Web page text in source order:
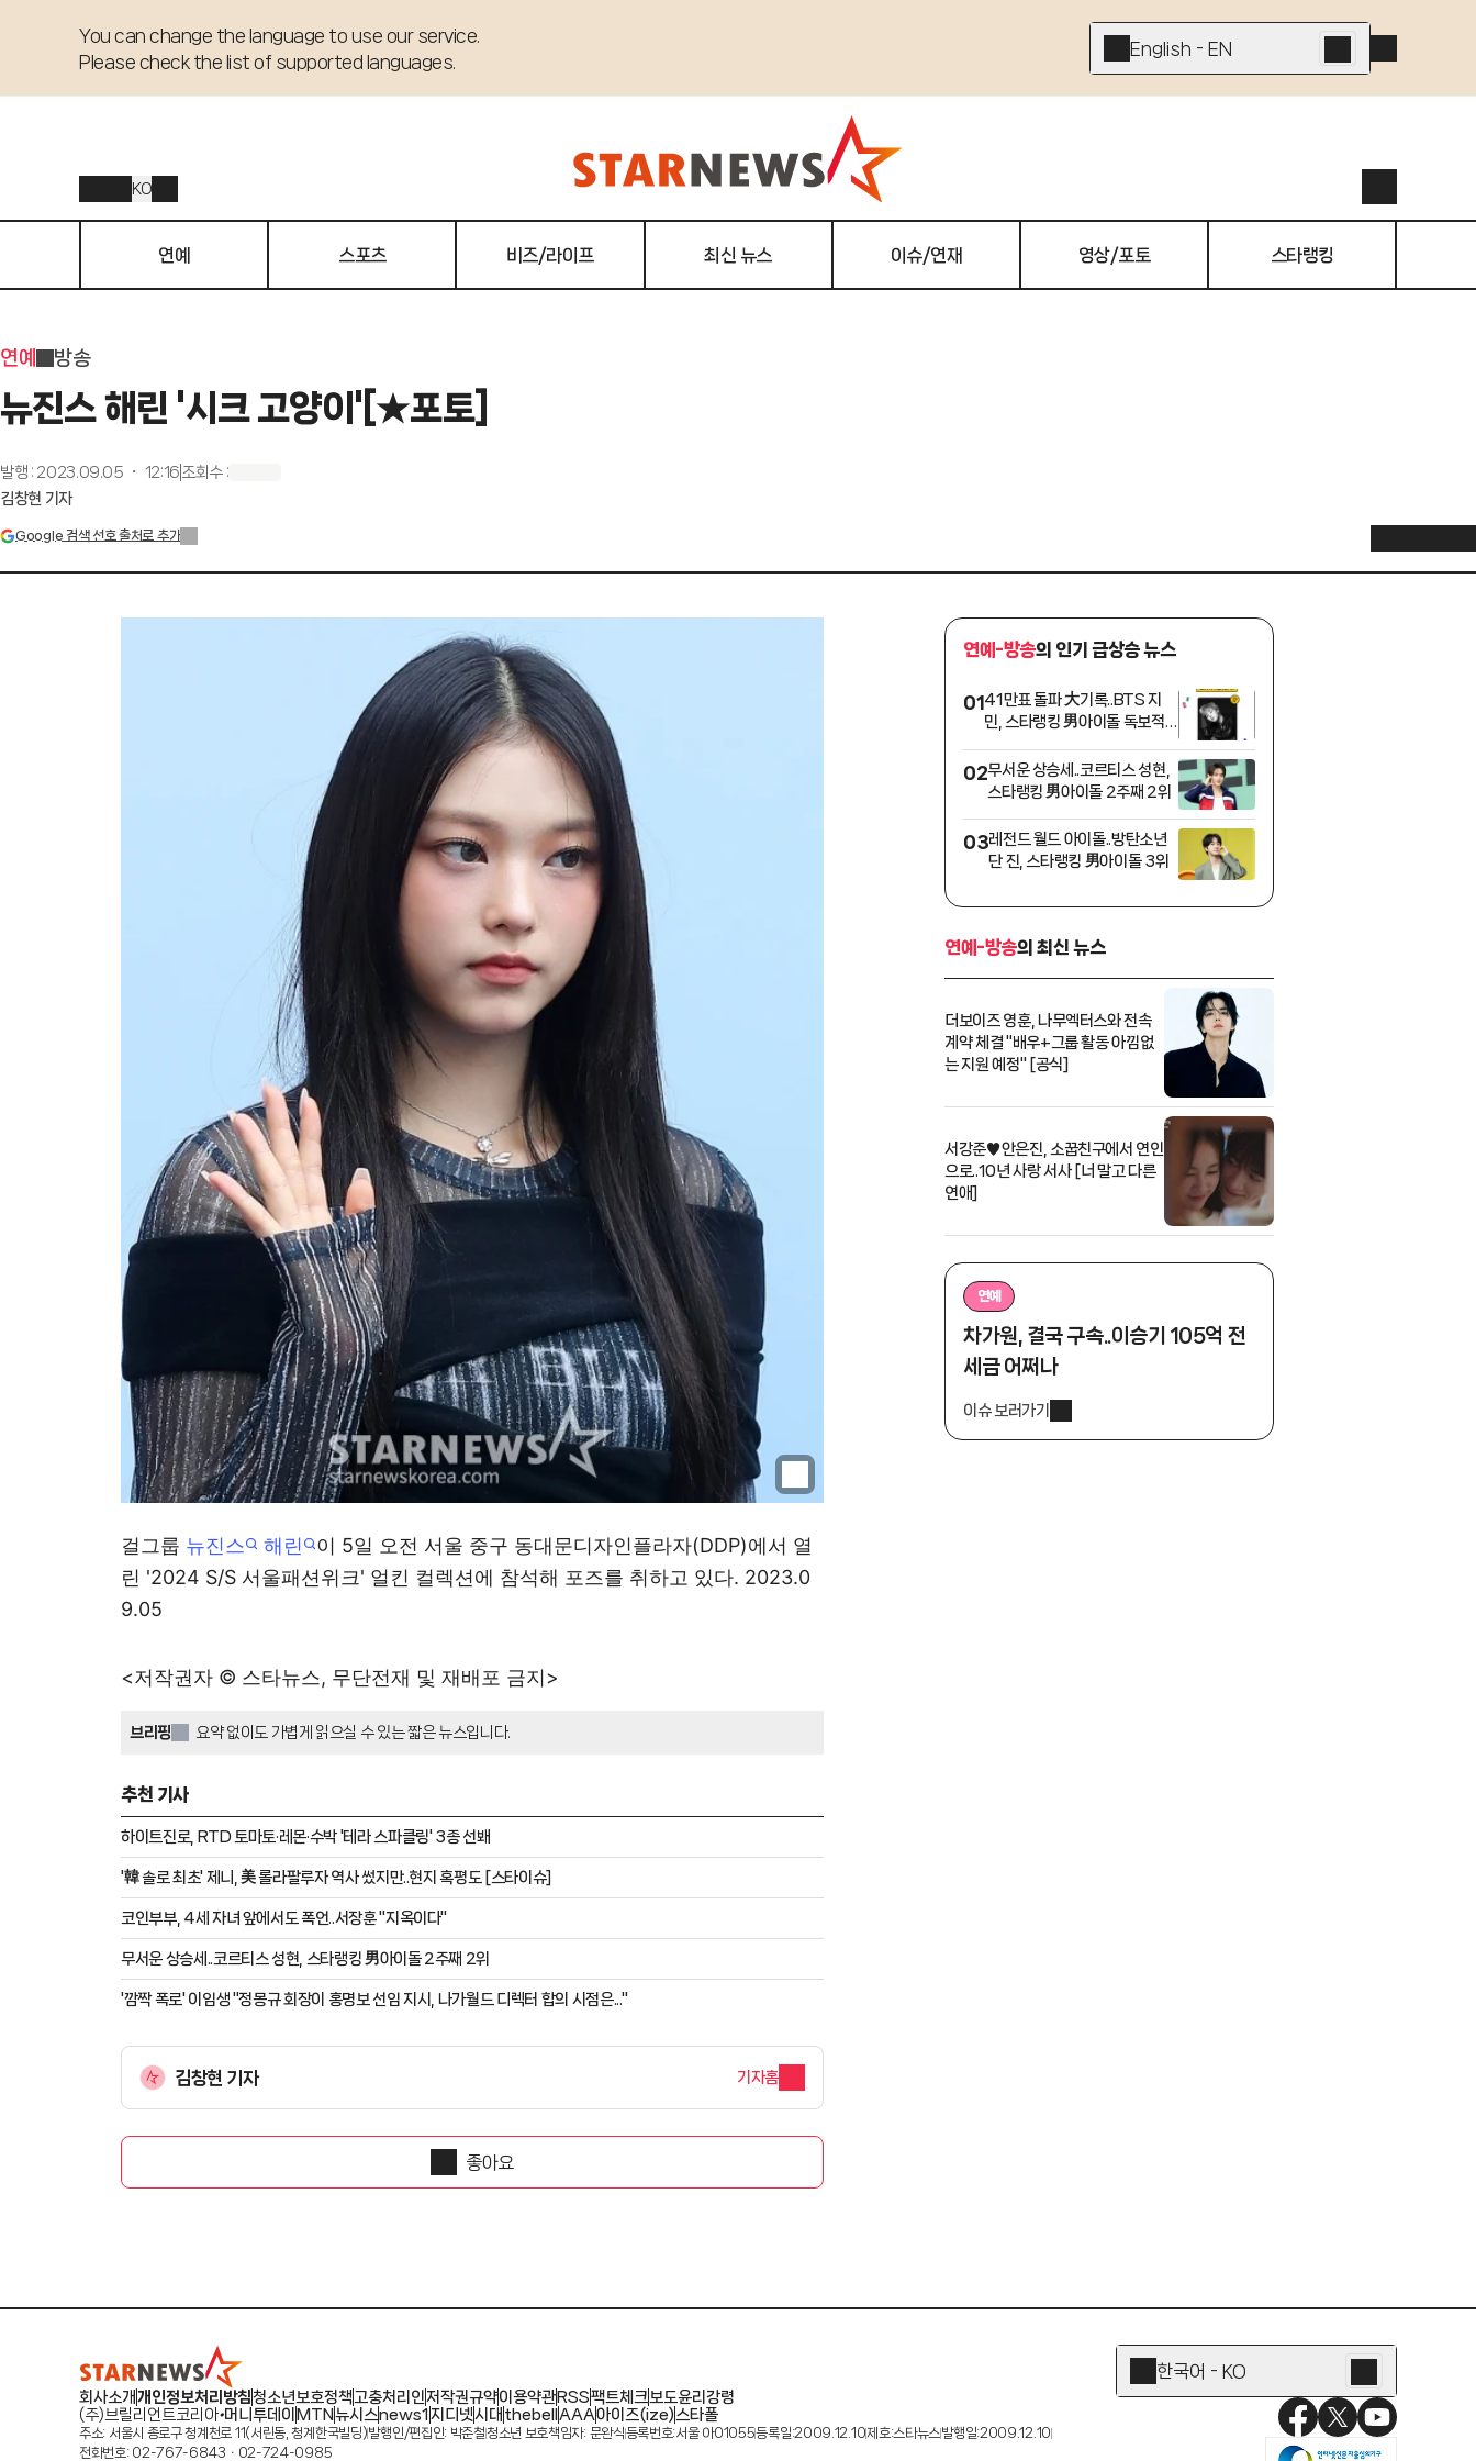
You can change the language to use our service.
Please check the list of supported languages.
English - EN
KO
연예 스포츠 비즈/라이프 최신 뉴스 이슈/연재 영상/포토 스타랭킹
연예 방송
뉴진스 해린 '시크 고양이'[★포토]
발행 : 2023.09.05 ・ 12:16 조회수:
김창현 기자
Google 검색 선호 출처로 추가
걸그룹 뉴진스 해린
이 5일 오전 서울 중구 동대문디자인플라자(DDP)에서 열
린 '2024 S/S 서울패션위크' 얼킨 컬렉션에 참석해 포즈를 취하고 있다. 2023.0
9.05
<저작권자 © 스타뉴스, 무단전재 및 재배포 금지>
브리핑 요약 없이도 가볍게 읽으실 수 있는 짧은 뉴스입니다.
추천 기사
하이트진로, RTD 토마토·레몬·수박 '테라 스파클링' 3종 선봬
'韓 솔로 최초' 제니, 美 롤라팔루자 역사 썼지만..현지 혹평도 [스타이슈]
코인부부, 4세 자녀 앞에서도 폭언..서장훈 "지옥이다"
무서운 상승세..코르티스 성현, 스타랭킹 男아이돌 2주째 2위
'깜짝 폭로' 이임생 "정몽규 회장이 홍명보 선임 지시, 나가월드 디렉터 합의 시점은..."
김창현 기자 기자홈
좋아요
연예-방송의 인기 급상승 뉴스
0141만표 돌파 大기록..BTS 지
민, 스타랭킹 男아이돌 독보적 1
02무서운 상승세..코르티스 성현,
스타랭킹 男아이돌 2주째 2위
03레전드 월드 아이돌..방탄소년
단 진, 스타랭킹 男아이돌 3위
연예-방송의 최신 뉴스
더보이즈 영훈, 나무엑터스와 전속
계약 체결 "배우+그룹 활동 아낌없
는 지원 예정" [공식]
서강준♥안은진, 소꿉친구에서 연인
으로..10년 사랑 서사 [너 말고 다른
연애]
연예
차가원, 결국 구속..이승기 105억 전
세금 어쩌나
이슈 보러가기
회사소개개인정보처리방침청소년보호정책고충처리인저작권규약이용약관RSS팩트체크 보도윤리강령
(주)브릴리언트코리아 머니투데이 MTN뉴시스news1 지디넷시대 thebell AAA아이즈(ize)스타폴
주소: 서울시 종로구 청계천로 11(서린동, 청계한국빌딩)발행인/편집인: 박준철청소년 보호책임자: 문완식등록번호:서울 아01055등록일:2009.12.10제호:스타뉴스발행일:2009.12.10
전화번호: 02-767-6843ㆍ02-724-0985
한국어 - KO